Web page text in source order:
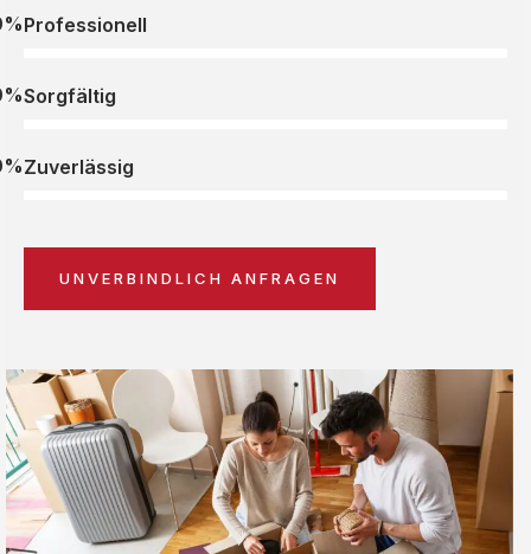
Professionell
Sorgfältig
Zuverlässig
UNVERBINDLICH ANFRAGEN